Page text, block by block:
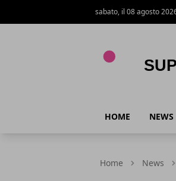
sabato, il 08 agosto
HOME NEWS
Home News